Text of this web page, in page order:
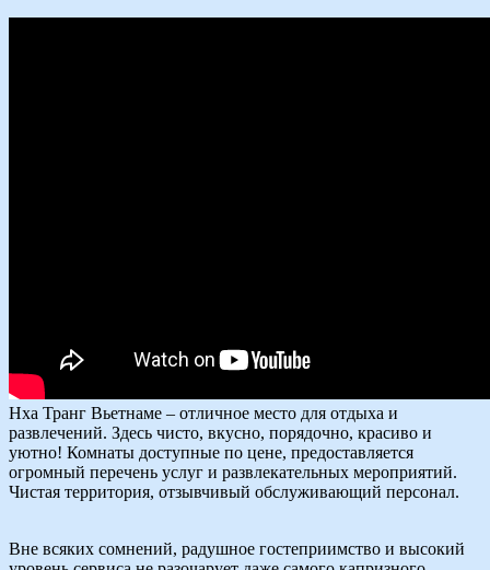
Нха Транг Вьетнаме – отличное место для отдыха и
развлечений. Здесь чисто, вкусно, порядочно, красиво и
уютно! Комнаты доступные по цене, предоставляется
огромный перечень услуг и развлекательных мероприятий.
Чистая территория, отзывчивый обслуживающий персонал.
Вне всяких сомнений, радушное гостеприимство и высокий